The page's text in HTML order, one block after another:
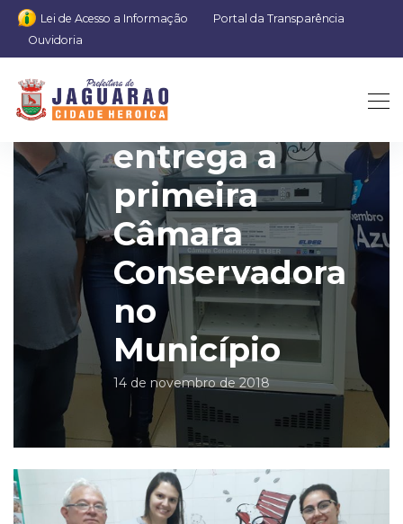
Lei de Acesso a Informação
Portal da Transparência
Ouvidoria
Prefeitura
entrega a
primeira
Câmara
Conservadora
no
Município
14 de novembro de 2018